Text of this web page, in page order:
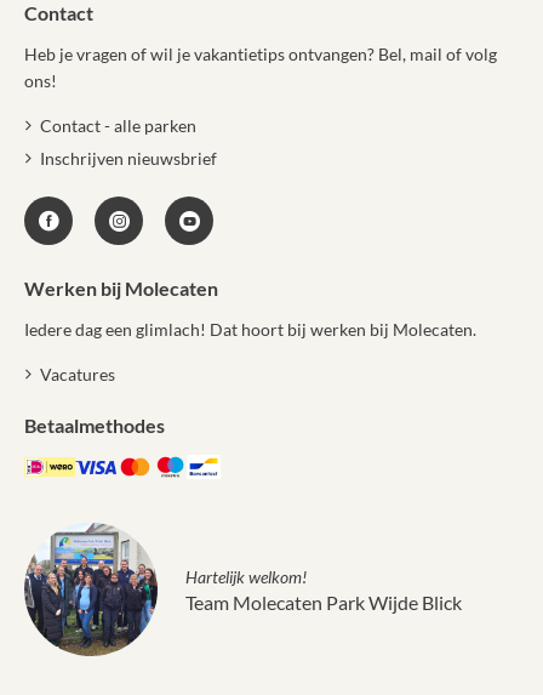
Contact
Heb je vragen of wil je vakantietips ontvangen? Bel, mail of volg
ons!
Contact - alle parken
Inschrijven nieuwsbrief
Werken bij Molecaten
Iedere dag een glimlach! Dat hoort bij werken bij Molecaten.
Vacatures
Betaalmethodes
Hartelijk welkom!
Team Molecaten Park Wijde Blick